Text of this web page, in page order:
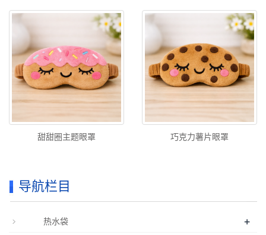
甜甜圈主题眼罩 巧克力薯片眼罩
导航栏目
热水袋 +